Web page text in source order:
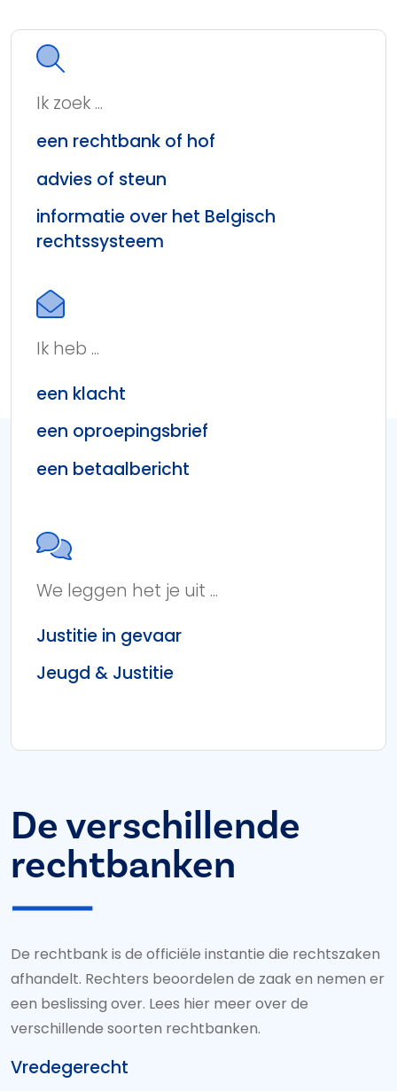
Ik zoek ...
een rechtbank of hof
advies of steun
informatie over het Belgisch
rechtssysteem
Ik heb ...
een klacht
een oproepingsbrief
een betaalbericht
We leggen het je uit ...
Justitie in gevaar
Jeugd & Justitie
De verschillende
rechtbanken
De rechtbank is de officiële instantie die rechtszaken
afhandelt. Rechters beoordelen de zaak en nemen er
een beslissing over. Lees hier meer over de
verschillende soorten rechtbanken.
Vredegerecht